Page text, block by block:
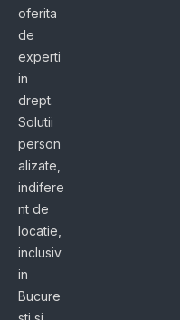
oferita
de
experti
in
drept.
Solutii
person
alizate,
indifere
nt de
locatie,
inclusiv
in
Bucure